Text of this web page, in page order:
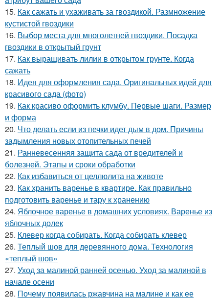
15. Как сажать и ухаживать за гвоздикой. Размножение
кустистой гвоздики
16. Выбор места для многолетней гвоздики. Посадка
гвоздики в открытый грунт
17. Как выращивать лилии в открытом грунте. Когда
сажать
18. Идея для оформления сада. Оригинальных идей для
красивого сада (фото)
19. Как красиво оформить клумбу. Первые шаги. Размер
и форма
20. Что делать если из печки идет дым в дом. Причины
задымления новых отопительных печей
21. Ранневесенняя защита сада от вредителей и
болезней. Этапы и сроки обработки
22. Как избавиться от целлюлита на животе
23. Как хранить варенье в квартире. Как правильно
подготовить варенье и тару к хранению
24. Яблочное варенье в домашних условиях. Варенье из
яблочных долек
25. Клевер когда собирать. Когда собирать клевер
26. Теплый шов для деревянного дома. Технология
«теплый шов»
27. Уход за малиной ранней осенью. Уход за малиной в
начале осени
28. Почему появилась ржавчина на малине и как ее